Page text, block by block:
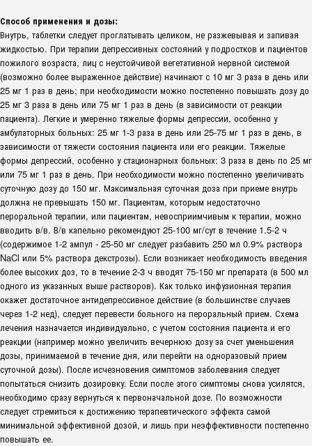
Способ применения и дозы:
Внутрь, таблетки следует проглатывать целиком, не разжевывая и запивая
жидкостью. При терапии депрессивных состояний у подростков и пациентов
пожилого возраста, лиц с неустойчивой вегетативной нервной системой
(возможно более выраженное действие) начинают с 10 мг 3 раза в день или
25 мг 1 раз в день; при необходимости можно постепенно повышать дозу до
25 мг 3 раза в день или 75 мг 1 раз в день (в зависимости от реакции
пациента). Легкие и умеренно тяжелые формы депрессии, особенно у
амбулаторных больных: 25 мг 1-3 раза в день или 25-75 мг 1 раз в день, в
зависимости от тяжести состояния пациента или его реакции. Тяжелые
формы депрессий, особенно у стационарных больных: 3 раза в день по 25 мг
или 75 мг 1 раз в день. При необходимости можно постепенно увеличивать
суточную дозу до 150 мг. Максимальная суточная доза при приеме внутрь
должна не превышать 150 мг. Пациентам, которым недостаточно
пероральной терапии, или пациентам, невосприимчивым к терапии, можно
вводить в/в. В/в капельно рекомендуют 25-100 мг/сут в течение 1.5-2 ч
(содержимое 1-2 ампул - 25-50 мг следует разбавить 250 мл 0.9% раствора
NaCl или 5% раствора декстрозы). Если возникает необходимость введения
более высоких доз, то в течение 2-3 ч вводят 75-150 мг препарата (в 500 мл
одного из указанных выше растворов). Как только инфузионная терапия
окажет достаточное антидепрессивное действие (в большинстве случаев
через 1-2 нед), следует перевести больного на пероральный прием. Схема
лечения назначается индивидуально, с учетом состояния пациента и его
реакции (например можно увеличить вечернюю дозу за счет уменьшения
дозы, принимаемой в течение дня, или перейти на одноразовый прием
суточной дозы). После исчезновения симптомов заболевания следует
попытаться снизить дозировку. Если после этого симптомы снова усилятся,
необходимо сразу вернуться к первоначальной дозе. По возможности
следует стремиться к достижению терапевтического эффекта самой
минимальной эффективной дозой, и лишь при неэффективности постепенно
повышать ее.